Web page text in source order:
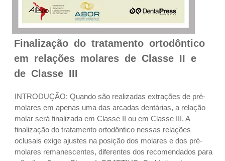
Finalização do tratamento ortodôntico
em relações molares de Classe II e
de Classe III
INTRODUÇÃO: Quando são realizadas extrações de pré-
molares em apenas uma das arcadas dentárias, a relação
molar será finalizada em Classe II ou em Classe III. A
finalização do tratamento ortodôntico nessas relações
oclusais exige ajustes na posição dos molares e dos pré-
molares remanescentes, diferentes dos recomendados para